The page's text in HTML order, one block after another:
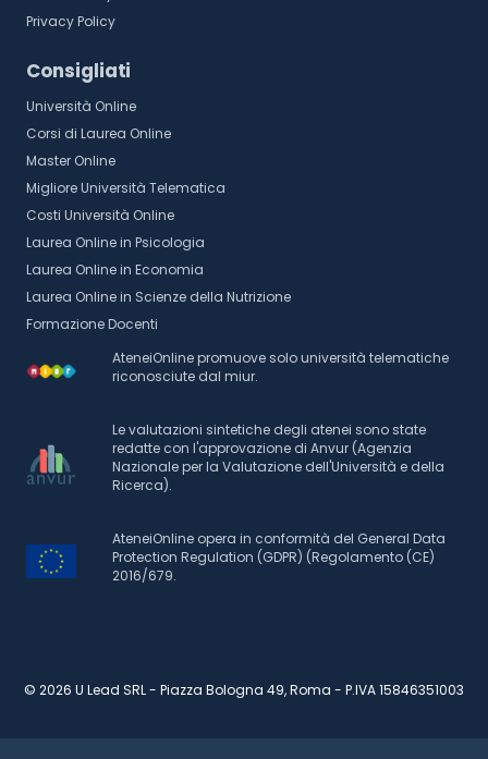
Privacy Policy
Consigliati
Università Online
Corsi di Laurea Online
Master Online
Migliore Università Telematica
Costi Università Online
Laurea Online in Psicologia
Laurea Online in Economia
Laurea Online in Scienze della Nutrizione
Formazione Docenti
AteneiOnline promuove solo università telematiche
riconosciute dal miur.
Le valutazioni sintetiche degli atenei sono state
redatte con l'approvazione di Anvur (Agenzia
Nazionale per la Valutazione dell'Università e della
Ricerca).
AteneiOnline opera in conformità del General Data
Protection Regulation (GDPR) (Regolamento (CE)
2016/679.
© 2026 U Lead SRL - Piazza Bologna 49, Roma - P.IVA 15846351003